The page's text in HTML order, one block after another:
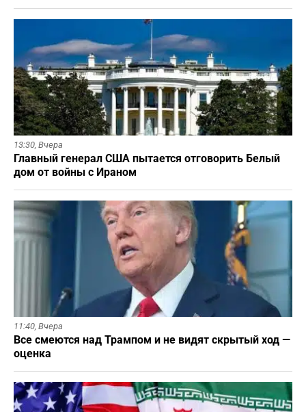
13:30, Вчера
Главный генерал США пытается отговорить Белый
дом от войны с Ираном
11:40, Вчера
Все смеются над Трампом и не видят скрытый ход —
оценка